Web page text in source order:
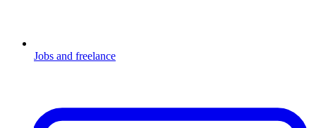
Jobs and freelance